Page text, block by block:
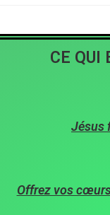
CE QUI
Jésus
Offrez vos